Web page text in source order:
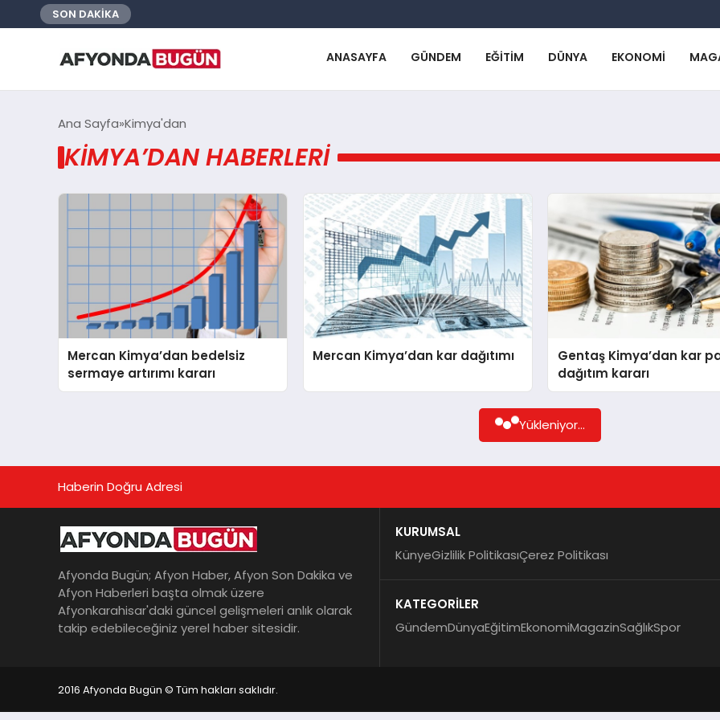
SON DAKİKA
ANASAYFA GÜNDEM EĞITIM DÜNYA EKONOMI
Ana Sayfa Kimya'dan
KIMYA’DAN HABERLERI
Mercan Kimya’dan bedelsiz
sermaye artırımı kararı
Mercan Kimya’dan kar dağıtımı
Gentaş Kimya’dan kar
dağıtım kararı
Yükleniyor...
Haberin Doğru Adresi
Afyonda Bugün; Afyon Haber, Afyon Son Dakika ve
Afyon Haberleri başta olmak üzere
Afyonkarahisar'daki güncel gelişmeleri anlık olarak
takip edebileceğiniz yerel haber sitesidir.
KURUMSAL
KünyeGizlilik PolitikasıÇerez Politikası
KATEGORİLER
GündemDünyaEğitimEkonomiMagazinSağlıkSpor
2016 Afyonda Bugün © Tüm hakları saklıdır.